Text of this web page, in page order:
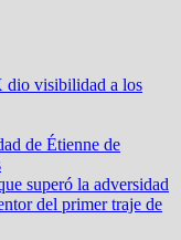
dio visibilidad a los
de Étienne de
superó la adversidad
del primer traje de